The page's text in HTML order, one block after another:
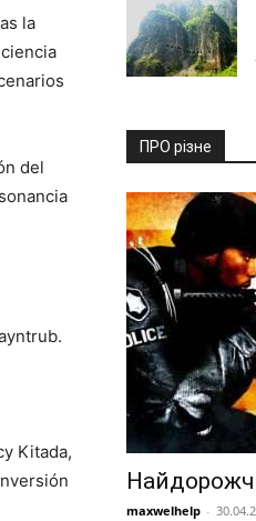
la
del
Kitada,
ПРО різне
maxwelhelp -